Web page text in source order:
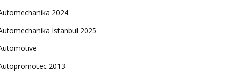
2024
Istanbul 2025
2013